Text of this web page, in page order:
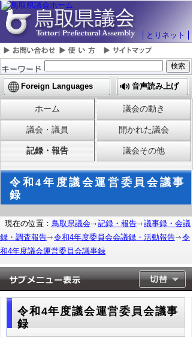
とりネット
Foreign Languages 音声読み上げ
ホーム 議会の動き
議会・議員 開かれた議会
記録・報告 議会その他
令和4年度議会運営委員会議事
録
現在の位置： 鳥取県議会 記録・報告
議事録・会議
録・調査報告
令和4年度委員会会議録・活動報告
令
和4年度議会運営委員会議事録
令和4年度議会運営委員会議事
録